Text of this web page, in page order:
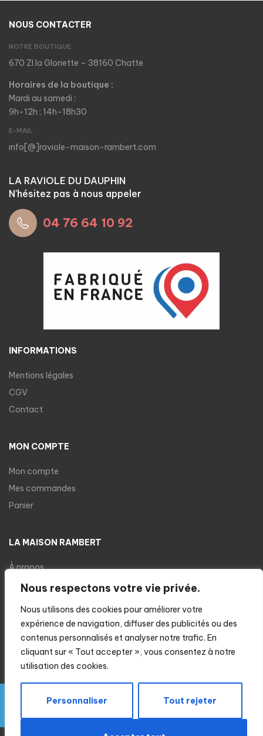
Nous respectons votre vie privée.
Nous utilisons des cookies pour améliorer votre
expérience de navigation, diffuser des publicités ou des
contenus personnalisés et analyser notre trafic. En
cliquant sur « Tout accepter », vous consentez à notre
utilisation des cookies.
Personnaliser Tout rejeter
NOUS CONTACTER
NOTRE BOUTIQUE
670 ZI la Gloriette – 38160 Chatte
Horaires de la boutique :
Mardi au samedi :
9h-12h ; 14h-18h30
E-MAIL
info[@]raviole-maison-rambert.com
LA RAVIOLE DU DAUPHIN
N'hésitez pas à nous appeler
04 76 64 10 92
INFORMATIONS
Mentions légales
CGV
Contact
MON COMPTE
Mon compte
Mes commandes
Panier
LA MAISON RAMBERT
À propos
Nos produits
Cuisson des ravioles
Notre boutique
Conception :Ma boite SEO
Livraison gratuite dès 80€ d'achats